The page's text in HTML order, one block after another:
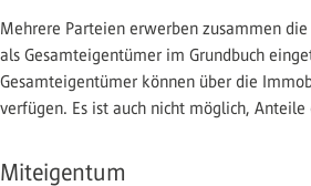
Mehrere Parteien erwerben zusammen
als Gesamteigentümer im Grundbuch
Gesamteigentümer können über die
verfügen. Es ist auch nicht möglich, Anteile
Miteigentum